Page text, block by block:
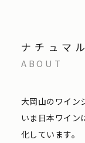
ナチュマ
ABOUT
大岡山のワイン
いま日本ワイン
化しています。